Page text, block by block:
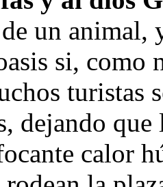
un animal,
si, como
turistas
dejando
calor